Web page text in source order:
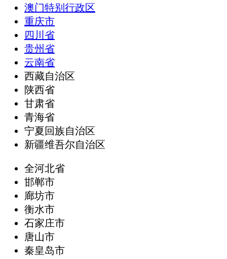
澳门特别行政区
重庆市
四川省
贵州省
云南省
西藏自治区
陕西省
甘肃省
青海省
宁夏回族自治区
新疆维吾尔自治区
全河北省
邯郸市
廊坊市
衡水市
石家庄市
唐山市
秦皇岛市